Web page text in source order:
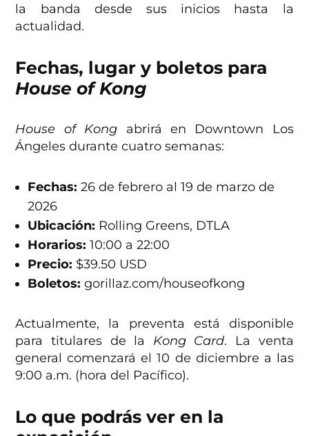
la banda desde sus inicios hasta la
actualidad.
Fechas, lugar y boletos para
House of Kong
House of Kong abrirá en Downtown Los
Ángeles durante cuatro semanas:
Fechas: 26 de febrero al 19 de marzo de
2026
Ubicación: Rolling Greens, DTLA
Horarios: 10:00 a 22:00
Precio: $39.50 USD
Boletos: gorillaz.com/houseofkong
Actualmente, la preventa está disponible
para titulares de la Kong Card. La venta
general comenzará el 10 de diciembre a las
9:00 a.m. (hora del Pacífico).
Lo que podrás ver en la